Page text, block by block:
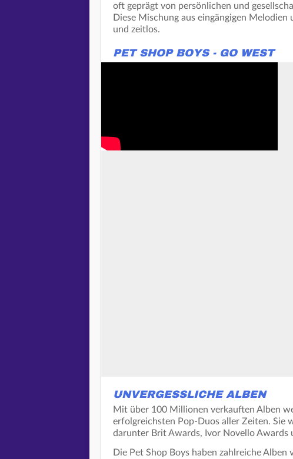
oft geprägt von persönlichen und
Diese Mischung aus eingängigen
und zeitlos.
PET SHOP BOYS - GO WEST
UNVERGESSLICHE ALBEN
Mit über 100 Millionen verkauften Alben
erfolgreichsten Pop-Duos aller Zeiten. Sie
darunter Brit Awards, Ivor Novello Awards
Die Pet Shop Boys haben zahlreiche